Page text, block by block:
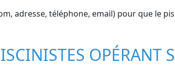
adresse, téléphone, email) pour que le
OPÉRANT